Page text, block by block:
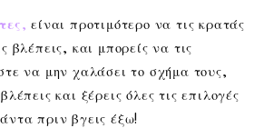
, είναι προτιμότερο να τις κρατάς
βλέπεις, και μπορείς να τις
να μην χαλάσει το σχήμα τους,
και ξέρεις όλες τις επιλογές
πριν βγεις έξω!